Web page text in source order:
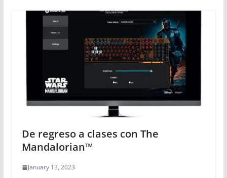
De regreso a clases con The
Mandalorian™
January 13, 2023